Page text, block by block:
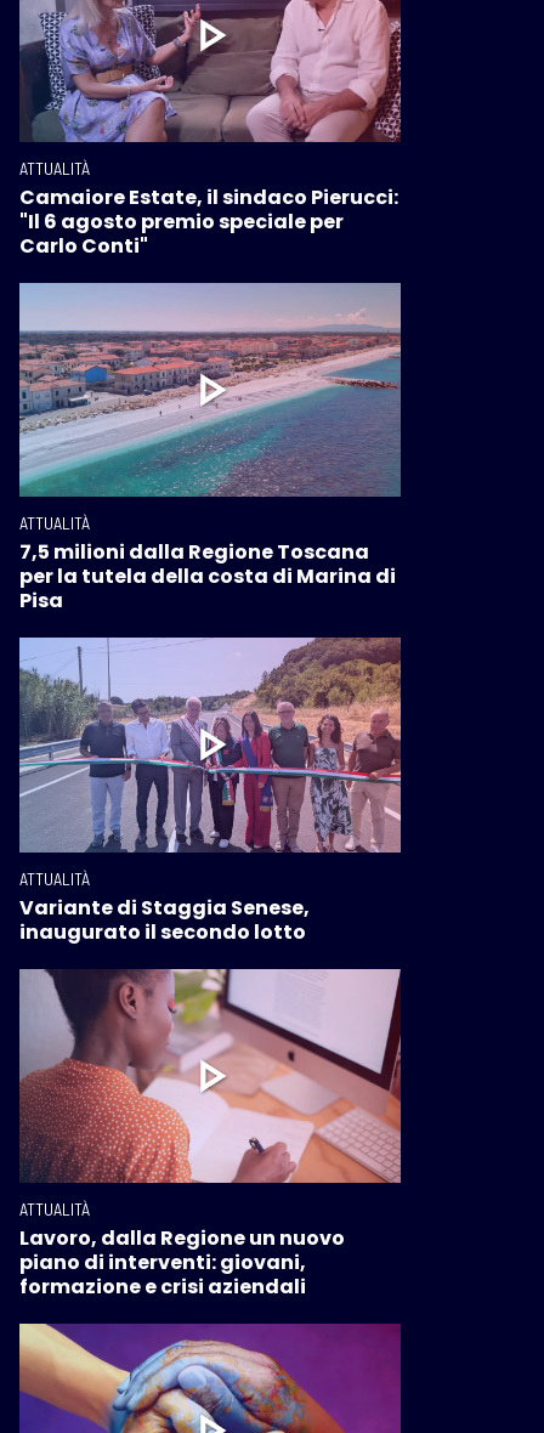
ATTUALITÀ
Camaiore Estate, il sindaco Pierucci:
"Il 6 agosto premio speciale per
Carlo Conti"
ATTUALITÀ
7,5 milioni dalla Regione Toscana
per la tutela della costa di Marina di
Pisa
ATTUALITÀ
Variante di Staggia Senese,
inaugurato il secondo lotto
ATTUALITÀ
Lavoro, dalla Regione un nuovo
piano di interventi: giovani,
formazione e crisi aziendali